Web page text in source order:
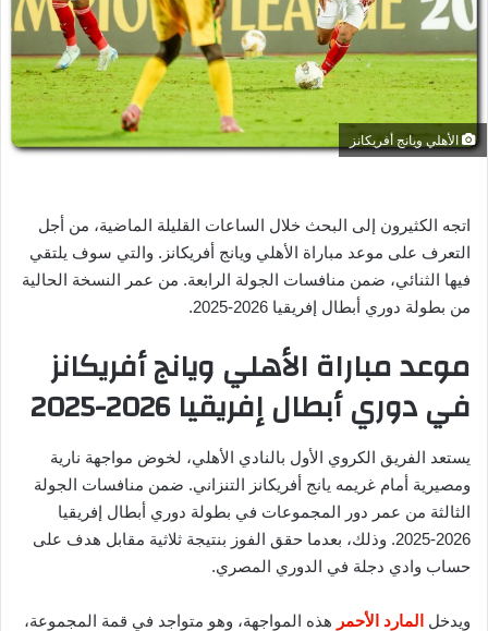
ا
إ
ل
ك
الأهلي ويانج أفريكانز
اتجه الكثيرون إلى البحث خلال الساعات القليلة الماضية، من أجل
التعرف على موعد مباراة الأهلي ويانج أفريكانز. والتي سوف يلتقي
فيها الثنائي، ضمن منافسات الجولة الرابعة. من عمر النسخة الحالية
من بطولة دوري أبطال إفريقيا 2026-2025.
موعد مباراة الأهلي ويانج أفريكانز
في دوري أبطال إفريقيا 2026-2025
يستعد الفريق الكروي الأول بالنادي الأهلي، لخوض مواجهة نارية
ومصيرية أمام غريمه يانج أفريكانز التنزاني. ضمن منافسات الجولة
الثالثة من عمر دور المجموعات في بطولة دوري أبطال إفريقيا
2026-2025. وذلك، بعدما حقق الفوز بنتيجة ثلاثية مقابل هدف على
حساب وادي دجلة في الدوري المصري.
ويدخل المارد الأحمر هذه المواجهة، وهو متواجد في قمة المجموعة،